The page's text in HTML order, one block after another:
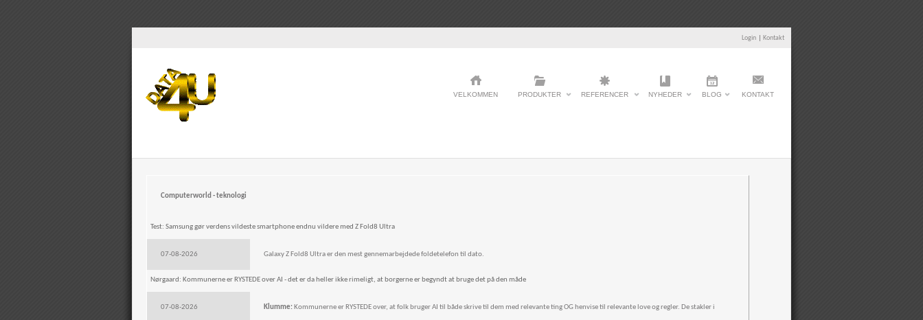
Login Kontakt
VELKOMMEN PRODUKTER REFERENCER NYHEDER BLOG KONTAKT
Computerworld - teknologi
Test: Samsung gør verdens vildeste smartphone endnu vildere med Z Fold8 Ultra
07-08-2026 Galaxy Z Fold8 Ultra er den mest gennemarbejdede foldetelefon til dato.
Nørgaard: Kommunerne er RYSTEDE over AI - det er da heller ikke rimeligt, at borgerne er begyndt at bruge det på den måde
07-08-2026 Klumme: Kommunerne er RYSTEDE over, at folk bruger AI til både skrive til dem med relevante ting OG henvise til relevante love og regler. De stakler i